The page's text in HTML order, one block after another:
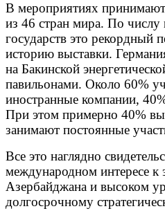
В мероприятиях
из 46 стран мира. По числу
государств это рекордный
историю выставки.
на Бакинской
павильонами. Около 60%
иностранные компании,
При этом примерно 40%
занимают постоянные
Все это наглядно
международном интересе к
Азербайджана и высоком
долгосрочному